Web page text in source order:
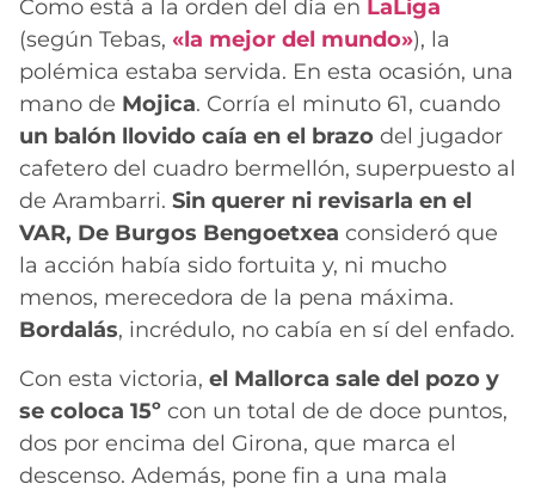
Como está a la orden del día en LaLiga
(según Tebas, «la mejor del mundo»), la
polémica estaba servida. En esta ocasión, una
mano de Mojica. Corría el minuto 61, cuando
un balón llovido caía en el brazo del jugador
cafetero del cuadro bermellón, superpuesto al
de Arambarri. Sin querer ni revisarla en el
VAR, De Burgos Bengoetxea consideró que
la acción había sido fortuita y, ni mucho
menos, merecedora de la pena máxima.
Bordalás, incrédulo, no cabía en sí del enfado.
Con esta victoria, el Mallorca sale del pozo y
se coloca 15º con un total de de doce puntos,
dos por encima del Girona, que marca el
descenso. Además, pone fin a una mala